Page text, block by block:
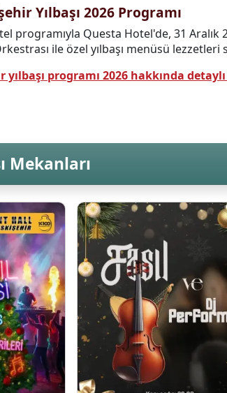
Yılbaşı 2026 Programı
programıyla Questa Hotel'de, 31
ile özel yılbaşı menüsü lezzetleri
yılbaşı programı 2026 hakkında
Mekanları